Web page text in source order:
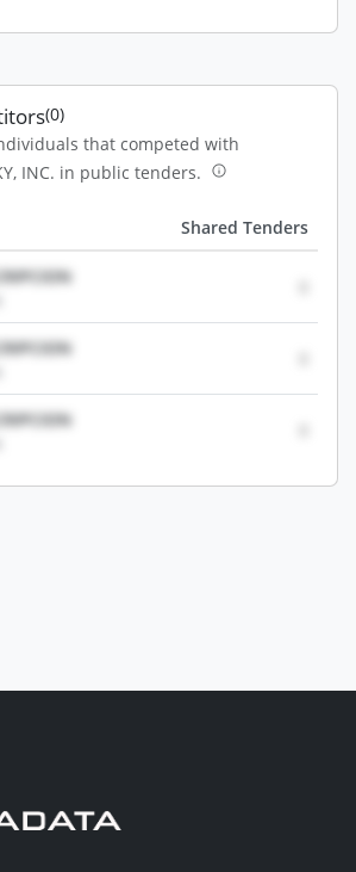
(0)
that competed with
INC. in public tenders.
Shared Tenders